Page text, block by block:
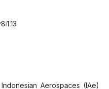
Aerospaces (IAe)